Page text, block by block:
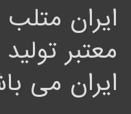
ایران
معتبر
ایران می